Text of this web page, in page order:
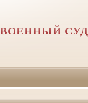
СУД